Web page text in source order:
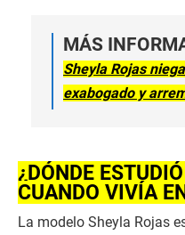
MÁS
Sheyla Rojas
exabogado y
¿DÓNDE
CUANDO VIVÍA
La modelo Sheyla Rojas